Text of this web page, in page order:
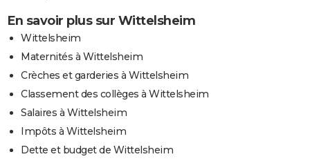
En savoir plus sur Wittelsheim
Wittelsheim
Maternités à Wittelsheim
Crèches et garderies à Wittelsheim
Classement des collèges à Wittelsheim
Salaires à Wittelsheim
Impôts à Wittelsheim
Dette et budget de Wittelsheim